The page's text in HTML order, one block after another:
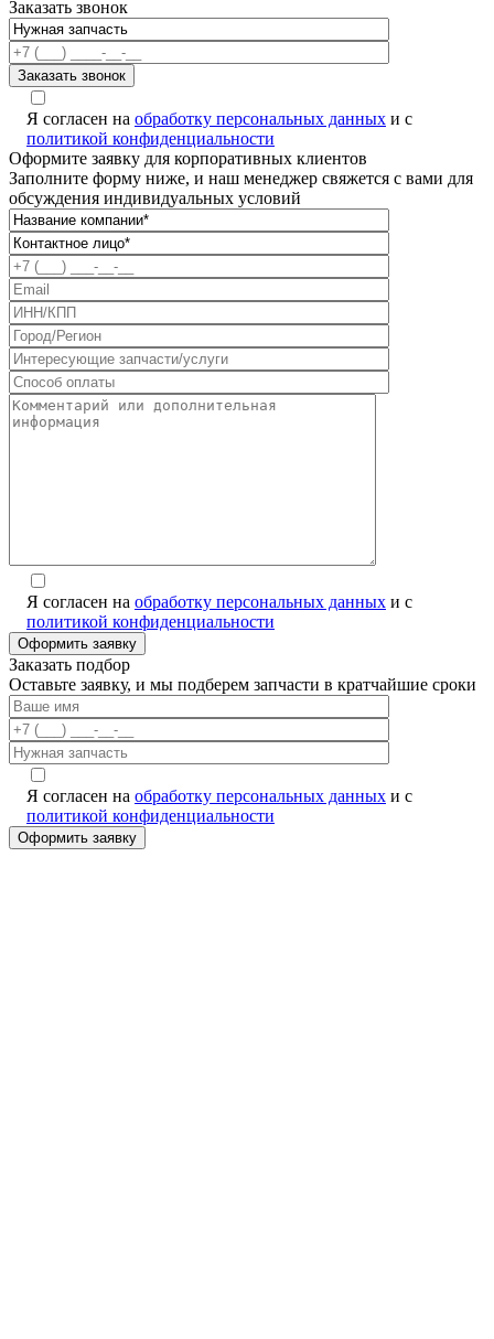
Заказать звонок
Я согласен на обработку персональных данных и с
политикой конфиденциальности
Оформите заявку для корпоративных клиентов
Заполните форму ниже, и наш менеджер свяжется с вами для
обсуждения индивидуальных условий
Я согласен на обработку персональных данных и с
политикой конфиденциальности
Заказать подбор
Оставьте заявку, и мы подберем запчасти в кратчайшие сроки
Я согласен на обработку персональных данных и с
политикой конфиденциальности